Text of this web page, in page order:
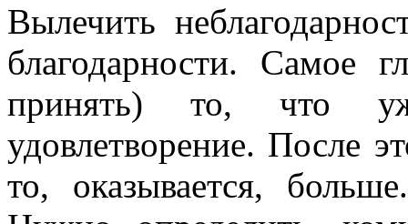
Вылечить
благодарности. Самое
принять) то, что
удовлетворение. После
то, оказывается,